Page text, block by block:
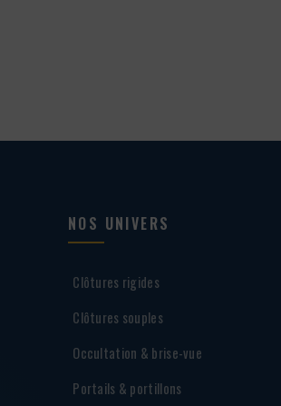
NOS UNIVERS
Clôtures rigides
Clôtures souples
Occultation & brise-vue
Portails & portillons